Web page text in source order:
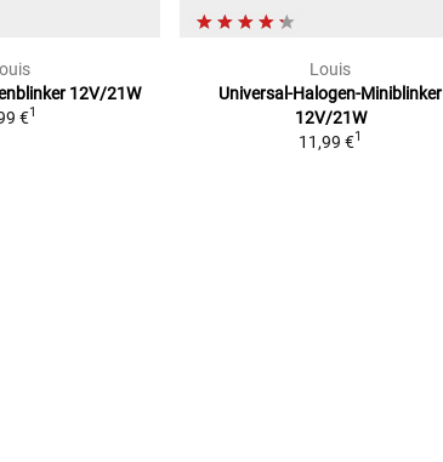
12V/21W
€1
Louis
Universal-Halogen-Miniblinker
12V/21W
11,99 €1